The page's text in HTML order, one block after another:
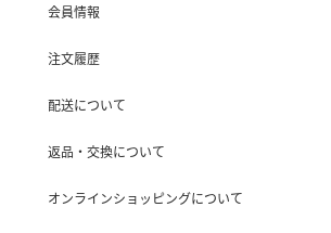
会員情報
注文履歴
配送について
返品・交換について
オンラインショッピングについて